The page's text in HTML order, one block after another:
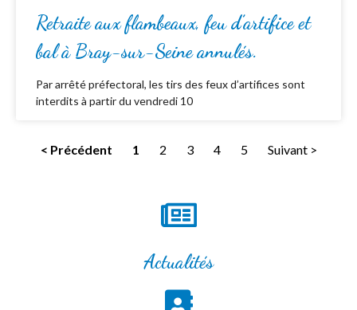
Retraite aux flambeaux, feu d’artifice et
bal à Bray-sur-Seine annulés.
Par arrêté préfectoral, les tirs des feux d’artifices sont
interdits à partir du vendredi 10
< Précédent 1 2 3 4 5 Suivant >
Actualités